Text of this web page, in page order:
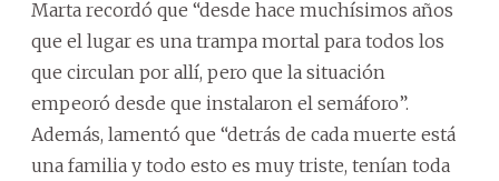
Marta recordó que “desde hace muchísimos años
que el lugar es una trampa mortal para todos los
que circulan por allí, pero que la situación
empeoró desde que instalaron el semáforo”.
Además, lamentó que “detrás de cada muerte está
una familia y todo esto es muy triste, tenían toda